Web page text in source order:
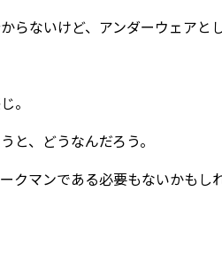
らないけど、アンダーウェアと
。
と、どうなんだろう。
クマンである必要もないかもし